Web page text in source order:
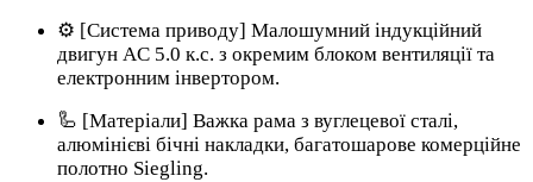
⚙️ [Система приводу] Малошумний індукційний
двигун AC 5.0 к.с. з окремим блоком вентиляції та
електронним інвертором.
🦾 [Матеріали] Важка рама з вуглецевої сталі,
алюмінієві бічні накладки, багатошарове комерційне
полотно Siegling.